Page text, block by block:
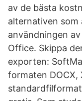
av de bästa
alternativen
användningen
Office. Skippa
exporten:
formaten DOCX,